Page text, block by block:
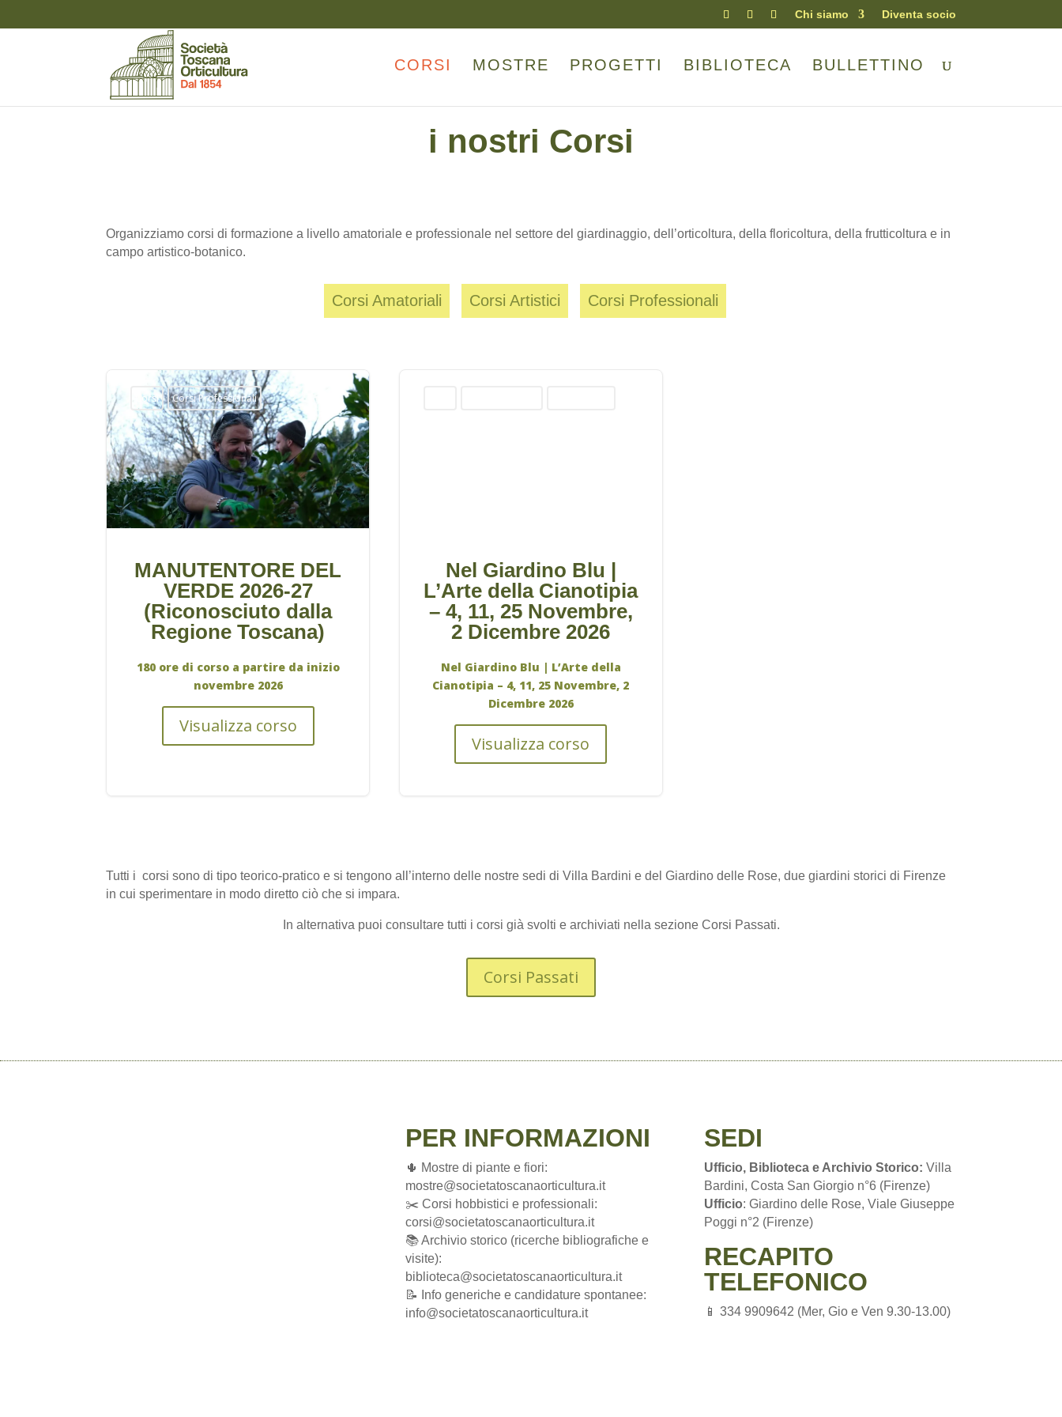
Chi siamo Diventa socio
CORSI MOSTRE PROGETTI BIBLIOTECA BULLETTINO
i nostri Corsi
Organizziamo corsi di formazione a livello amatoriale e professionale nel settore del giardinaggio, dell’orticoltura, della floricoltura, della frutticoltura e in
campo artistico-botanico.
Corsi Amatoriali Corsi Artistici Corsi Professionali
Corsi Corsi Professionali
MANUTENTORE DEL
VERDE 2026-27
(Riconosciuto dalla
Regione Toscana)
180 ore di corso a partire da inizio
novembre 2026
Visualizza corso
Nel Giardino Blu |
L’Arte della Cianotipia
– 4, 11, ⁠25 Novembre,
⁠2 Dicembre 2026
Nel Giardino Blu | L’Arte della
Cianotipia – 4, 11, ⁠25 Novembre, ⁠2
Dicembre 2026
Visualizza corso
Tutti i corsi sono di tipo teorico-pratico e si tengono all’interno delle nostre sedi di Villa Bardini e del Giardino delle Rose, due giardini storici di Firenze
in cui sperimentare in modo diretto ciò che si impara.
In alternativa puoi consultare tutti i corsi già svolti e archiviati nella sezione Corsi Passati.
Corsi Passati
PER INFORMAZIONI
🌵 Mostre di piante e fiori:
mostre@societatoscanaorticultura.it
✂️ Corsi hobbistici e professionali:
corsi@societatoscanaorticultura.it
📚 Archivio storico (ricerche bibliografiche e
visite):
biblioteca@societatoscanaorticultura.it
📝 Info generiche e candidature spontanee:
info@societatoscanaorticultura.it
SEDI
Ufficio, Biblioteca e Archivio Storico: Villa
Bardini, Costa San Giorgio n°6 (Firenze)
Ufficio: Giardino delle Rose, Viale Giuseppe
Poggi n°2 (Firenze)
RECAPITO
TELEFONICO
📱 334 9909642 (Mer, Gio e Ven 9.30-13.00)